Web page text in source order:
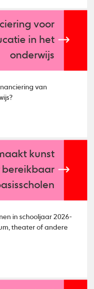
voor
in het
onderwijs
van
kunst
bereikbaar
in schooljaar 2026-
theater of andere